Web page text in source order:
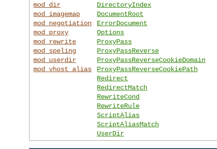
mod_dir
mod_imagemap
mod_negotiation
mod_proxy
mod_rewrite
mod_speling
mod_userdir
mod_vhost_alias
DirectoryIndex
DocumentRoot
ErrorDocument
Options
ProxyPass
ProxyPassReverse
ProxyPassReverseCookieDomain
ProxyPassReverseCookiePath
Redirect
RedirectMatch
RewriteCond
RewriteRule
ScriptAlias
ScriptAliasMatch
UserDir